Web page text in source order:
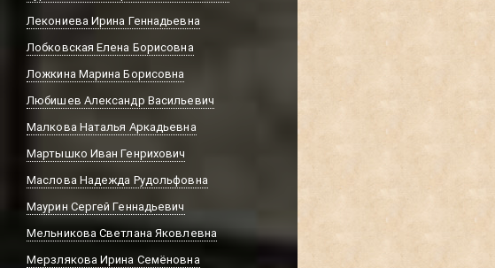
Лекониева Ирина Геннадьевна
Лобковская Елена Борисовна
Ложкина Марина Борисовна
Любишев Александр Васильевич
Малкова Наталья Аркадьевна
Мартышко Иван Генрихович
Маслова Надежда Рудольфовна
Маурин Сергей Геннадьевич
Мельникова Светлана Яковлевна
Мерзлякова Ирина Семёновна